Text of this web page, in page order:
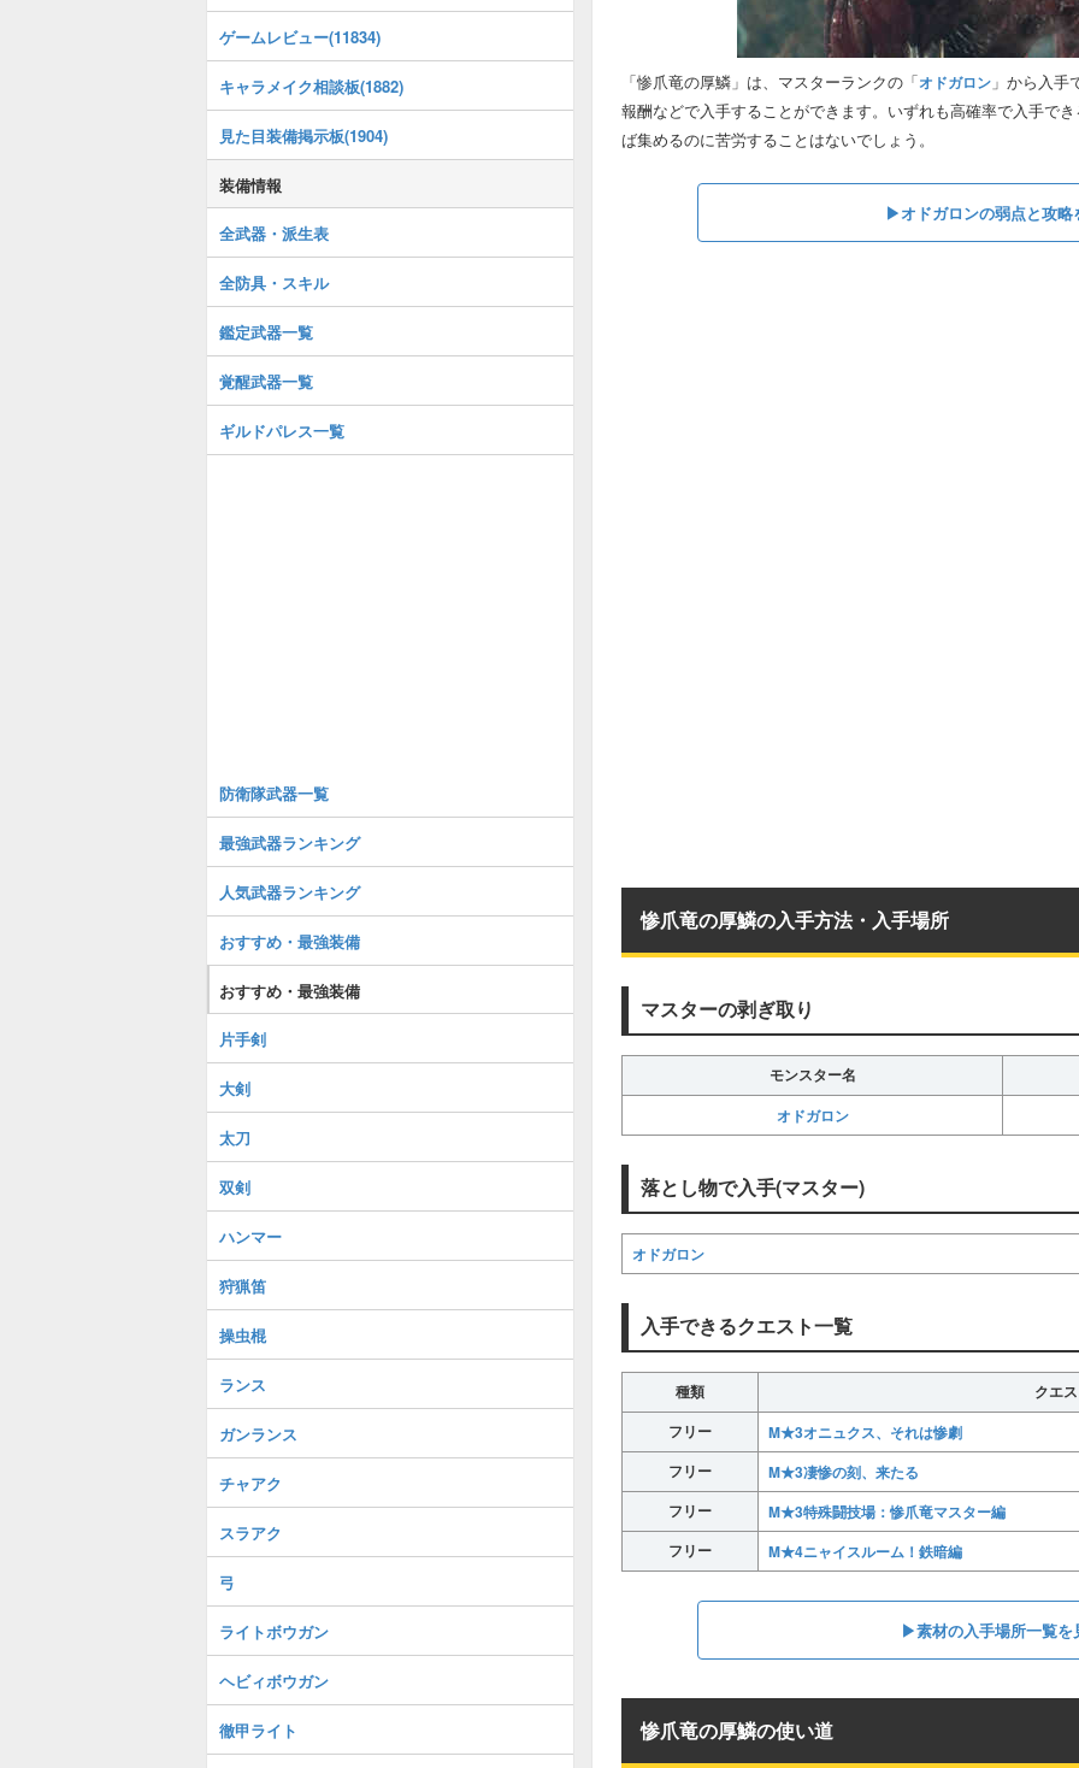
「惨爪竜の厚鱗」は、マスターランクの「オドガロン 」から入手
報酬などで入手することができます。いずれも高確率で入手で
ば集めるのに苦労することはないでしょう。
▶オドガロンの弱点と攻略
惨爪竜の厚鱗の入手方法・入手場所
マスターの剥ぎ取り
モンスター名
オドガロン
落とし物で入手(マスター)
オドガロン
入手できるクエスト一覧
種類
クエ
フリー
M★3オニュクス、それは惨劇
フリー M★3凄惨の刻、来たる
フリー M★3特殊闘技場：惨爪竜マスター編
フリー M★4ニャイスルーム！鉄暗編
▶素材の入手場所一覧を
惨爪竜の厚鱗の使い道
ゲームレビュー(11834)
キャラメイク相談板(1882)
見た目装備掲示板(1904)
装備情報
全武器・派生表
全防具・スキル
鑑定武器一覧
覚醒武器一覧
ギルドパレス一覧
防衛隊武器一覧
最強武器ランキング
人気武器ランキング
おすすめ・最強装備
おすすめ・最強装備
片手剣
大剣
太刀
双剣
ハンマー
狩猟笛
操虫棍
ランス
ガンランス
チャアク
スラアク
弓
ライトボウガン
ヘビィボウガン
徹甲ライト